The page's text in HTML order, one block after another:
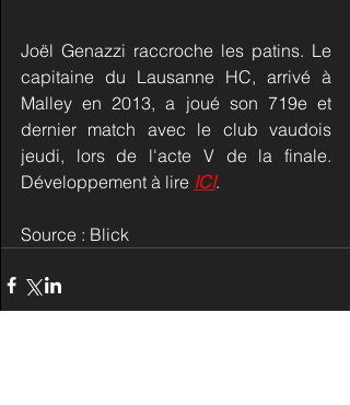
Joël Genazzi raccroche les patins. Le
capitaine du Lausanne HC, arrivé à
Malley en 2013, a joué son 719e et
dernier match avec le club vaudois
jeudi, lors de l'acte V de la finale.
Développement à lire ICI.
Source : Blick